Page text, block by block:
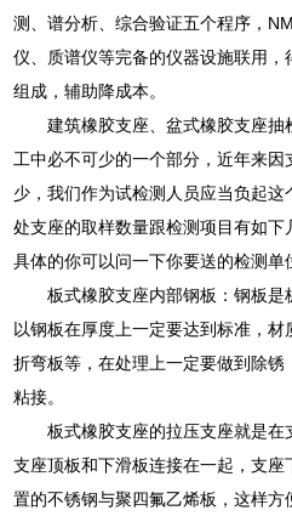
测、谱分析、综合验证五个程序，
仪、质谱仪等完备的仪器设施联用
组成，辅助降成本。
建筑橡胶支座、盆式橡胶支座
工中必不可少的一个部分，近年来
少，我们作为试检测人员应当负起
处支座的取样数量跟检测项目有如下
具体的你可以问一下你要送的检测单
板式橡胶支座内部钢板：钢板
以钢板在厚度上一定要达到标准，
折弯板等，在处理上一定要做到除
粘接。
板式橡胶支座的拉压支座就是
支座顶板和下滑板连接在一起，支
置的不锈钢与聚四氟乙烯板，这样方